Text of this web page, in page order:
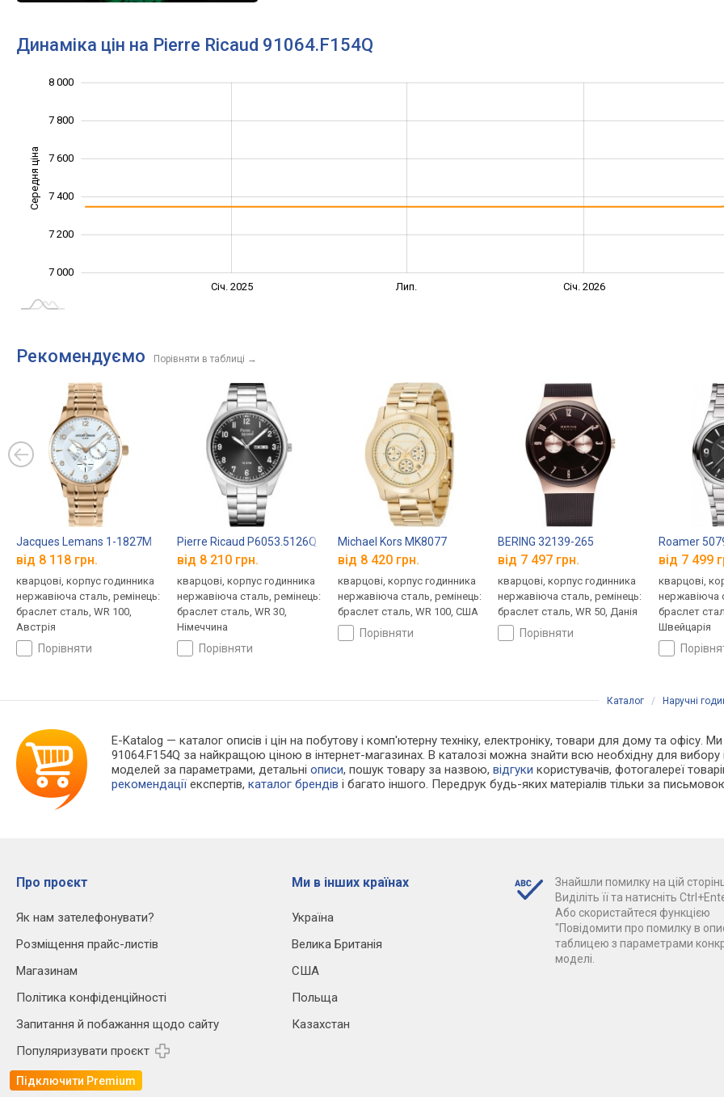
Динаміка цін на Pierre Ricaud 91064.F154Q
Середня ціна
7 000
7 200
7 400
7 600
7 800
8 000
Січ. 2025 Лип. Січ. 2026
Рекомендуємо Порівняти в таблиці →
Jacques Lemans 1-1827M
від 8 118 грн.
кварцові, корпус годинника
нержавіюча сталь, ремінець:
браслет сталь, WR 100,
Австрія
порівняти
Pierre Ricaud P6053.5126Q
від 8 210 грн.
кварцові, корпус годинника
нержавіюча сталь, ремінець:
браслет сталь, WR 30,
Німеччина
порівняти
Michael Kors MK8077
від 8 420 грн.
кварцові, корпус годинника
нержавіюча сталь, ремінець:
браслет сталь, WR 100, США
порівняти
BERING 32139-265
від 7 497 грн.
кварцові, корпус годинника
нержавіюча сталь, ремінець:
браслет сталь, WR 50, Данія
порівняти
Roamer
від 7 499
кварцові,
нержавіюча
браслет
Швейцарія
Каталог / Наручні
E-Katalog — каталог описів і цін на побутову і комп'ютерну техніку, електроніку, товари для дому та офісу.
91064.F154Q за найкращою ціною в інтернет-магазинах. В каталозі можна знайти всю необхідну для
моделей за параметрами, детальніописи, пошук товару за назвою,відгуки користувачів, фотогалереї
рекомендації експертів,каталог брендів і багато іншого. Передрук будь-яких матеріалів тільки за
Про проєкт
Як нам зателефонувати?
Розміщення прайс-листів
Магазинам
Політика конфіденційності
Запитання й побажання щодо сайту
Популяризувати проєкт
Підключити Premium
Ми в інших країнах
Україна
Велика Британія
США
Польща
Казахстан
Знайшли помилку на цій
Виділіть її та натисніть
Або скористайтеся функцією
"Повідомити про помилку в
таблицею з параметрами
моделі.